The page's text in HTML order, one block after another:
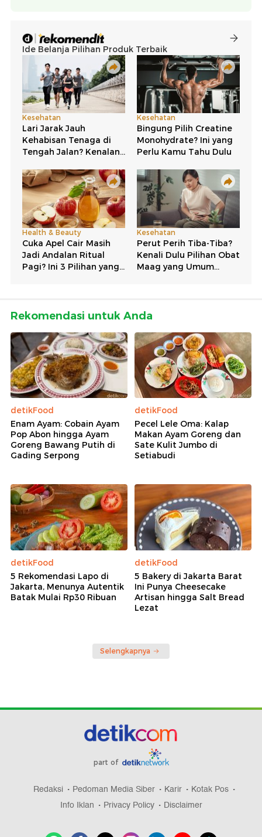
Rekomendasi untuk Anda
detikFood
Enam Ayam: Cobain Ayam
Pop Abon hingga Ayam
Goreng Bawang Putih di
Gading Serpong
detikFood
Pecel Lele Oma: Kalap
Makan Ayam Goreng dan
Sate Kulit Jumbo di
Setiabudi
detikFood
5 Rekomendasi Lapo di
Jakarta, Menunya Autentik
Batak Mulai Rp30 Ribuan
detikFood
5 Bakery di Jakarta Barat
Ini Punya Cheesecake
Artisan hingga Salt Bread
Lezat
Selengkapnya
part of
Redaksi Pedoman Media Siber Karir
Kotak Pos
Info Iklan
Privacy Policy Disclaimer